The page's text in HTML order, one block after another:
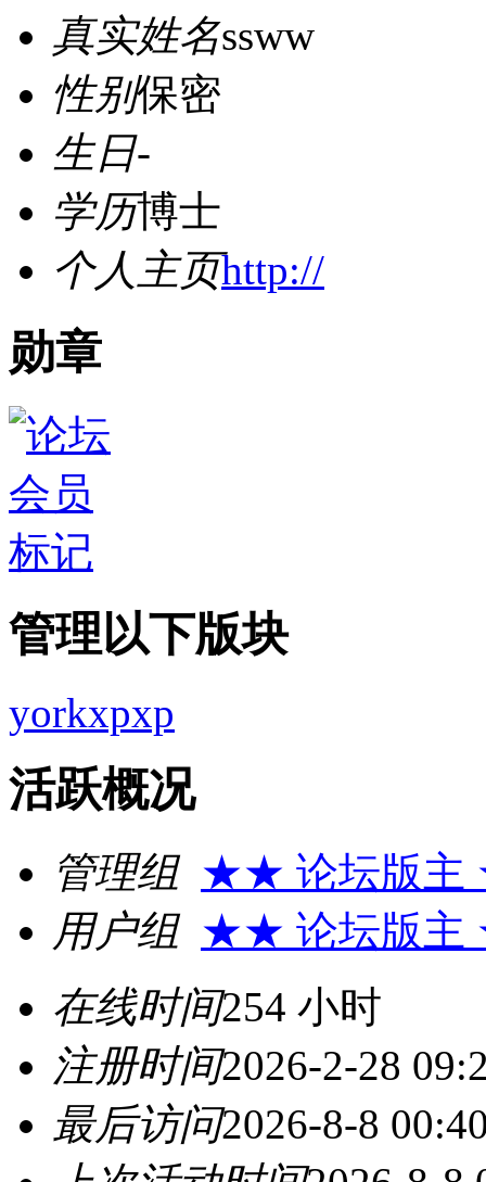
真实姓名ssww
性别保密
生日-
学历博士
个人主页http://
勋章
管理以下版块
yorkxpxp
活跃概况
管理组 ★★ 论坛版
用户组 ★★ 论坛版
在线时间254 小时
注册时间2026-2-28
最后访问2026-8-8